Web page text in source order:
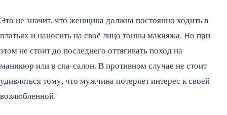
Это не значит, что женщина должна постоянно ходить в
платьях и наносить на своё лицо тонны макияжа. Но при
этом не стоит до последнего оттягивать поход на
маникюр или в спа-салон. В противном случае не стоит
удивляться тому, что мужчина потеряет интерес к своей
возлюбленной.